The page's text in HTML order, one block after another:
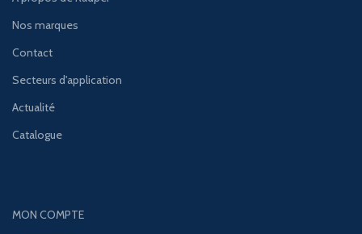
Nos marques
Contact
Secteurs d'application
Actualité
Catalogue
MON COMPTE